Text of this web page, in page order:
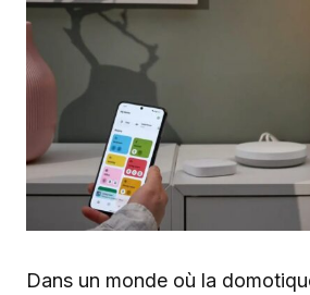
Dans un monde où la